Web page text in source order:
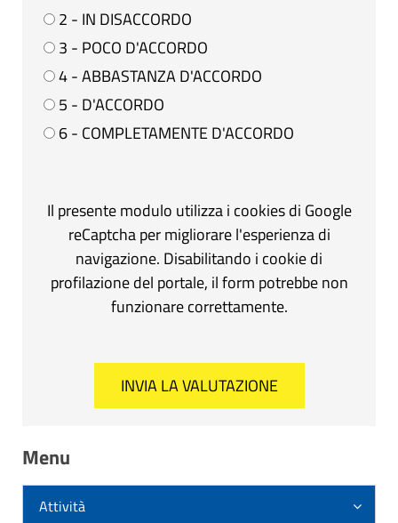
2 - IN DISACCORDO
3 - POCO D'ACCORDO
4 - ABBASTANZA D'ACCORDO
5 - D'ACCORDO
6 - COMPLETAMENTE D'ACCORDO
Il presente modulo utilizza i cookies di Google
reCaptcha per migliorare l'esperienza di
navigazione. Disabilitando i cookie di
profilazione del portale, il form potrebbe non
funzionare correttamente.
Menu
Attività